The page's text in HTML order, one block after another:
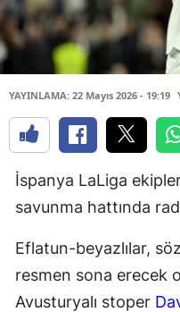
YAYINLAMA: 22 Mayıs 2026 - 19:19
İspanya LaLiga
savunma hattında
Eflatun-beyazlılar,
resmen sona erecek
Avusturyalı stoper